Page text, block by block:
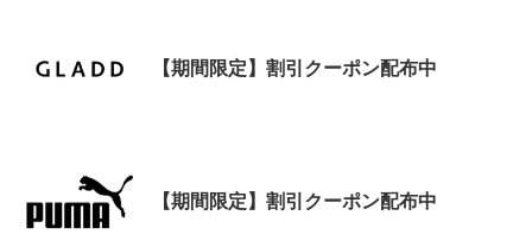
【期間限定】割引クーポン配布中
【期間限定】割引クーポン配布中